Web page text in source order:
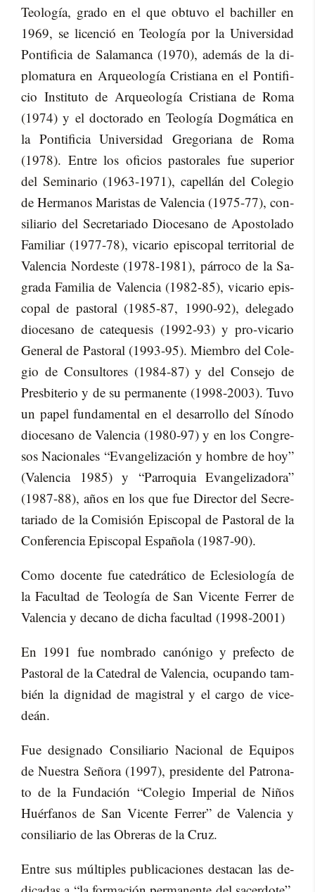
Teo­lo­gía, gra­do en el que ob­tu­vo el ba­chi­ller en
1969, se li­cen­ció en Teo­lo­gía por la Uni­ver­si­dad
Pon­ti­fi­cia de Sa­la­man­ca (1970), ade­más de la di­
plo­ma­tu­ra en Ar­queo­lo­gía Cris­tia­na en el Pon­ti­fi­
cio Ins­ti­tu­to de Ar­queo­lo­gía Cris­tia­na de Roma
(1974) y el doc­to­ra­do en Teo­lo­gía Dog­má­ti­ca en
la Pon­ti­fi­cia Uni­ver­si­dad Gre­go­ria­na de Roma
(1978). En­tre los ofi­cios pas­to­ra­les fue su­pe­rior
del Se­mi­na­rio (1963-1971), ca­pe­llán del Co­le­gio
de Her­ma­nos Ma­ris­tas de Va­len­cia (1975-77), con­
si­lia­rio del Se­cre­ta­ria­do Dio­ce­sano de Apos­to­la­do
Fa­mi­liar (1977-78), vi­ca­rio epis­co­pal te­rri­to­rial de
Va­len­cia Nor­des­te (1978-1981), pá­rro­co de la Sa­
gra­da Fa­mi­lia de Va­len­cia (1982-85), vi­ca­rio epis­
co­pal de pas­to­ral (1985-87, 1990-92), de­le­ga­do
dio­ce­sano de ca­te­que­sis (1992-93) y pro-vi­ca­rio
Ge­ne­ral de Pas­to­ral (1993-95). Miem­bro del Co­le­
gio de Con­sul­to­res (1984-87) y del Con­se­jo de
Pres­bi­te­rio y de su per­ma­nen­te (1998-2003). Tuvo
un pa­pel fun­da­men­tal en el desa­rro­llo del Sí­no­do
dio­ce­sano de Va­len­cia (1980-97) y en los Con­gre­
sos Na­cio­na­les “Evan­ge­li­za­ción y hom­bre de hoy”
(Va­len­cia 1985) y “Pa­rro­quia Evan­ge­li­za­do­ra”
(1987-88), años en los que fue Di­rec­tor del Se­cre­
ta­ria­do de la Co­mi­sión Epis­co­pal de Pas­to­ral de la
Con­fe­ren­cia Epis­co­pal Es­pa­ño­la (1987-90).
Como do­cen­te fue ca­te­drá­ti­co de Ecle­sio­lo­gía de
la Fa­cul­tad de Teo­lo­gía de San Vi­cen­te Fe­rrer de
Va­len­cia y de­cano de di­cha fa­cul­tad (1998-2001)
En 1991 fue nom­bra­do ca­nó­ni­go y pre­fec­to de
Pas­to­ral de la Ca­te­dral de Va­len­cia, ocu­pan­do tam­
bién la dig­ni­dad de ma­gis­tral y el car­go de vice-
deán.
Fue de­sig­na­do Con­si­lia­rio Na­cio­nal de Equi­pos
de Nues­tra Se­ño­ra (1997), pre­si­den­te del Pa­tro­na­
to de la Fun­da­ción “Co­le­gio Im­pe­rial de Ni­ños
Huér­fa­nos de San Vi­cen­te Fe­rrer” de Va­len­cia y
con­si­lia­rio de las Obre­ras de la Cruz.
En­tre sus múl­ti­ples pu­bli­ca­cio­nes des­ta­can las de­